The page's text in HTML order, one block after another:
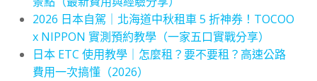
2026 日本自駕｜北海道中秋租車 5 折神券！TOCOO
x NIPPON 實測預約教學（一家五口實戰分享）
日本 ETC 使用教學｜怎麼租？要不要租？高速公路
費用一次搞懂（2026）